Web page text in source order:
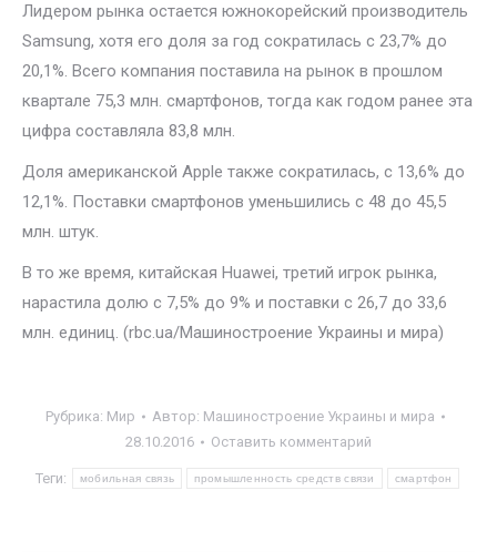
Лидером рынка остается южнокорейский производитель
Samsung, хотя его доля за год сократилась с 23,7% до
20,1%. Всего компания поставила на рынок в прошлом
квартале 75,3 млн. смартфонов, тогда как годом ранее эта
цифра составляла 83,8 млн.
Доля американской Apple также сократилась, с 13,6% до
12,1%. Поставки смартфонов уменьшились с 48 до 45,5
млн. штук.
В то же время, китайская Huawei, третий игрок рынка,
нарастила долю с 7,5% до 9% и поставки с 26,7 до 33,6
млн. единиц. (rbc.ua/Машиностроение Украины и мира)
Рубрика: Мир Автор: Машиностроение Украины и мира
28.10.2016
Оставить комментарий
Теги: мобильная связь промышленность средств связи смартфон